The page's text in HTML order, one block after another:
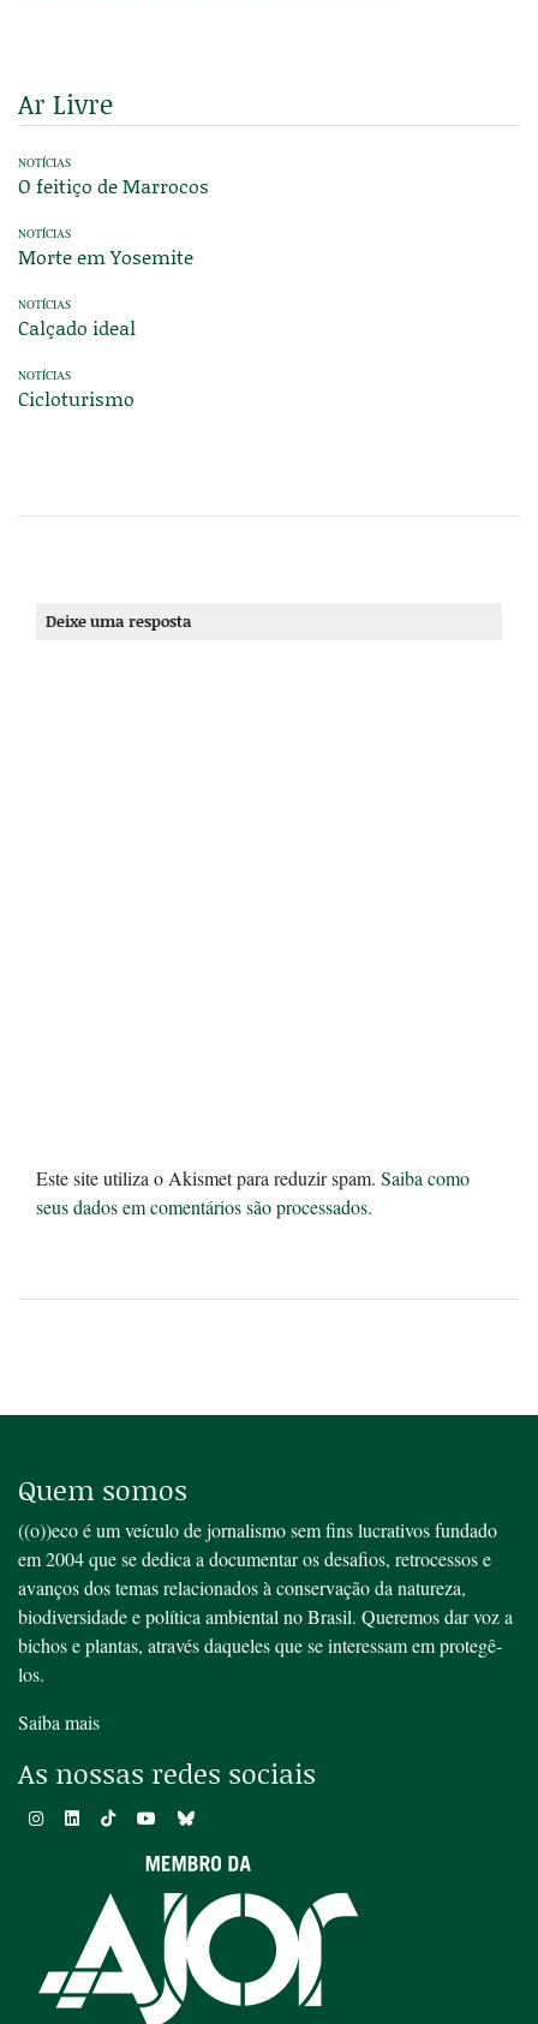
Ar Livre
NOTÍCIAS
O feitiço de Marrocos
NOTÍCIAS
Morte em Yosemite
NOTÍCIAS
Calçado ideal
NOTÍCIAS
Cicloturismo
Deixe uma resposta
Este site utiliza o Akismet para reduzir spam. Saiba como
seus dados em comentários são processados.
Quem somos
((o))eco é um veículo de jornalismo sem fins lucrativos fundado
em 2004 que se dedica a documentar os desafios, retrocessos e
avanços dos temas relacionados à conservação da natureza,
biodiversidade e política ambiental no Brasil. Queremos dar voz a
bichos e plantas, através daqueles que se interessam em protegê-
los.
Saiba mais
As nossas redes sociais